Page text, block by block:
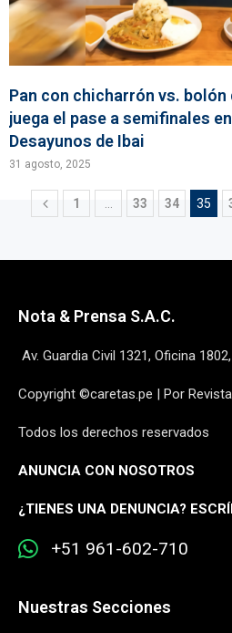
Pan con chicharrón vs. bolón
juega el pase a semifinales
Desayunos de Ibai
31 agosto, 2025
1 33 34 35
Nota & Prensa S.A.C.
Av. Guardia Civil 1321, Oficina
Copyright ©caretas.pe | Por
Todos los derechos reservados
ANUNCIA CON NOSOTROS
¿TIENES UNA DENUNCIA?
+51 961-602-710
Nuestras Secciones